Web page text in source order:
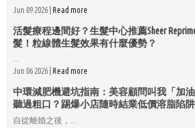
Jun 09 2026 | Read more
活髮療程邊間好？生髮中心推薦Sheer
髮！粒線體生髮效果有什麼優勢？
Jun 06 2026 | Read more
中環減肥機避坑指南：美容顧問叫我「加
聽過粗口？踢爆小店隨時結業低價溶脂陷阱
自從離婚之後，...